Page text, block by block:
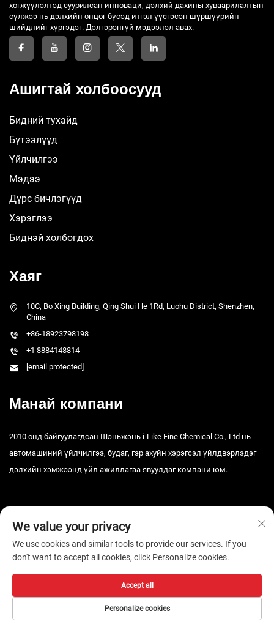
хөгжүүлэлтэд суурилсан инноваци, дэлхий дахины хуваарилалтын
сүлжээ нь дэлхийн өнцөг бүсэд итгэл үүсгэсэн шүршүүрийн
шийдлийг хүргэдэг. Дэлгэрэнгүй мэдээлэл авах.
Ашигтай холбоосууд
Бидний тухайд
Бүтээлүүд
Үйлчилгээ
Мэдээ
Дүрс бичлэгүүд
Хэрэглээ
Биднэй холбогдох
Хаяг
10C, Bo Xing Building, Qing Shui He 1Rd, Luohu District, Shenzhen,
China
+86-18923798198
+1 8884148814
[email protected]
Манай компани
2010 онд байгуулагдсан Шэньжэнь i-Like Fine Chemical Co., Ltd нь
автомашиний үйлчилгээ, будаг, гэр ахуйн хэрэгсэл үйлдвэрлэдэг
дэлхийн хэмжээнд үйл ажиллагаа явуулдаг компани юм.
Зохиогчийн эрх © 2026 Шэньчжэний i-Like Тоног төхөөрөмжийн ХХК.
We value your privacy
We use cookies and similar tools to provide our services. If you
don't want to accept all cookies, click Personalize cookies.
Personalize cookies
Accept all